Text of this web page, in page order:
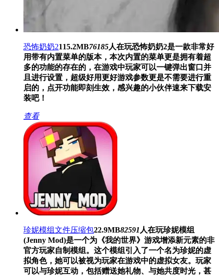
恐怖奶奶2115.2MB76185人在玩恐怖奶奶2是一款非常好
用带有内置菜单的版本，本次内置的菜单更是拥有着超
多的功能的存在的，在游戏中玩家可以一键弹出窗口并
且进行设置，超级好用更好游戏参数更是不需要进行重
启的，点开功能即刻生效，感兴趣的小伙伴速来下载安
装吧！
查看
珍妮模组文件压缩包22.9MB82591 人在玩珍妮模组
(Jenny Mod)是一个为《我的世界》游戏增添新元素的非
官方玩家自制模组。这个模组引入了一个名为珍妮的虚
拟角色，她可以被视为玩家在游戏中的虚拟女友。玩家
可以与珍妮互动，包括赠送她礼物、与她共度时光，甚